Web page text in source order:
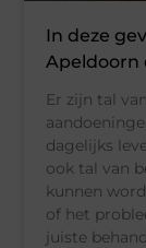
In deze
Apeldoorn
Er zijn tal
dagelijks
ook tal van
kunnen
of het
juiste